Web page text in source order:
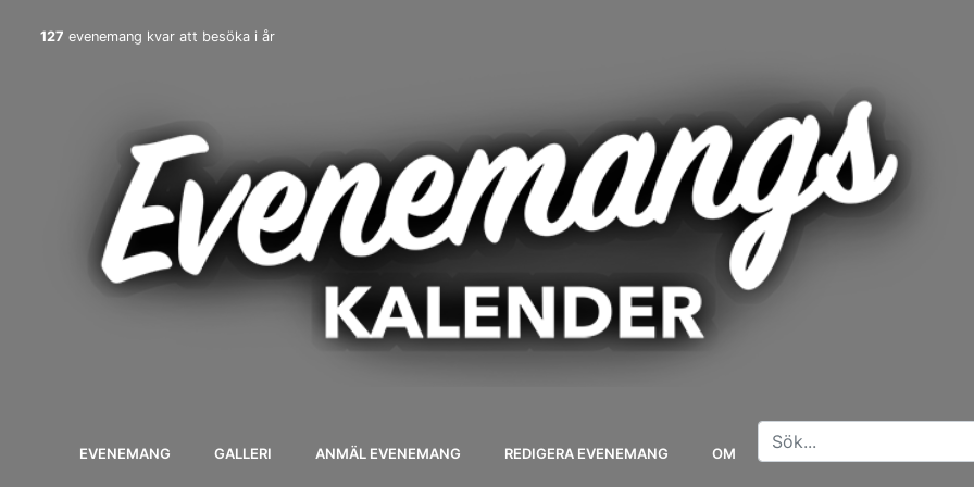
127 evenemang kvar att besöka i år
EVENEMANG GALLERI ANMÄL EVENEMANG REDIGERA EVENEMANG OM